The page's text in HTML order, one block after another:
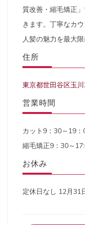
質改善・縮毛矯正
きます。丁寧なカ
人髪の魅力を最大限
住所
東京都世田谷区玉
営業時間
カット9：30～19
縮毛矯正9：30～
お休み
定休日なし 12月31